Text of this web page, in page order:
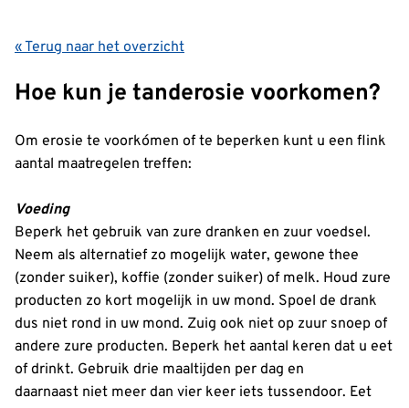
« Terug naar het overzicht
Hoe kun je tanderosie voorkomen?
Om erosie te voorkómen of te beperken kunt u een flink
aantal maatregelen treffen:
Voeding
Beperk het gebruik van zure dranken en zuur voedsel.
Neem als alternatief zo mogelijk water, gewone thee
(zonder suiker), koffie (zonder suiker) of melk. Houd zure
producten zo kort mogelijk in uw mond. Spoel de drank
dus niet rond in uw mond. Zuig ook niet op zuur snoep of
andere zure producten. Beperk het aantal keren dat u eet
of drinkt. Gebruik drie maaltijden per dag en
daarnaast niet meer dan vier keer iets tussendoor. Eet